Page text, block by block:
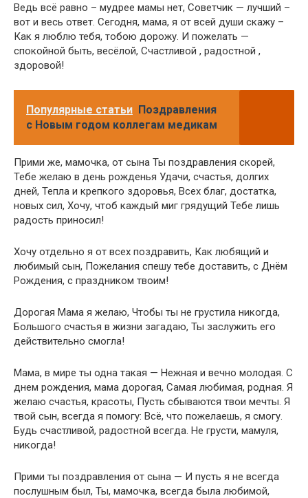
Ведь всё равно – мудрее мамы нет, Советчик — лучший –
вот и весь ответ. Сегодня, мама, я от всей души скажу –
Как я люблю тебя, тобою дорожу. И пожелать —
спокойной быть, весёлой, Счастливой , радостной ,
здоровой!
Популярные статьи Поздравления
с Новым годом коллегам медикам
Прими же, мамочка, от сына Ты поздравления скорей,
Тебе желаю в день рожденья Удачи, счастья, долгих
дней, Тепла и крепкого здоровья, Всех благ, достатка,
новых сил, Хочу, чтоб каждый миг грядущий Тебе лишь
радость приносил!
Хочу отдельно я от всех поздравить, Как любящий и
любимый сын, Пожелания спешу тебе доставить, с Днём
Рождения, с праздником твоим!
Дорогая Мама я желаю, Чтобы ты не грустила никогда,
Большого счастья в жизни загадаю, Ты заслужить его
действительно смогла!
Мама, в мире ты одна такая — Нежная и вечно молодая. С
днем рождения, мама дорогая, Самая любимая, родная. Я
желаю счастья, красоты, Пусть сбываются твои мечты. Я
твой сын, всегда я помогу: Всё, что пожелаешь, я смогу.
Будь счастливой, радостной всегда. Не грусти, мамуля,
никогда!
Прими ты поздравления от сына — И пусть я не всегда
послушным был, Ты, мамочка, всегда была любимой,